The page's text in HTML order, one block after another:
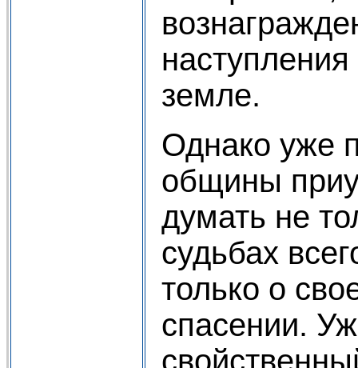
земле.
Однако уже
общины
думать не
судьбах
только о
спасении.